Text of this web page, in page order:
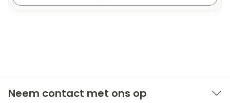
Neem contact met ons op